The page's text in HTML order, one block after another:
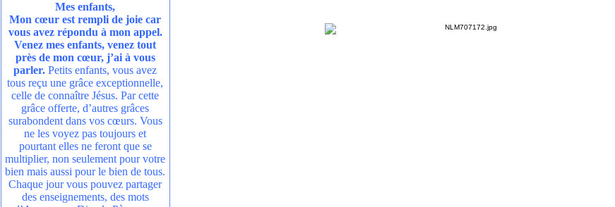
Mes enfants,
Mon cœur est rempli de joie car
vous avez répondu à mon appel.
Venez mes enfants, venez tout
près de mon cœur, j’ai à vous
parler. Petits enfants, vous avez
tous reçu une grâce exceptionnelle,
celle de connaître Jésus. Par cette
grâce offerte, d’autres grâces
surabondent dans vos cœurs. Vous
ne les voyez pas toujours et
pourtant elles ne feront que se
multiplier, non seulement pour votre
bien mais aussi pour le bien de tous.
Chaque jour vous pouvez partager
des enseignements, des mots